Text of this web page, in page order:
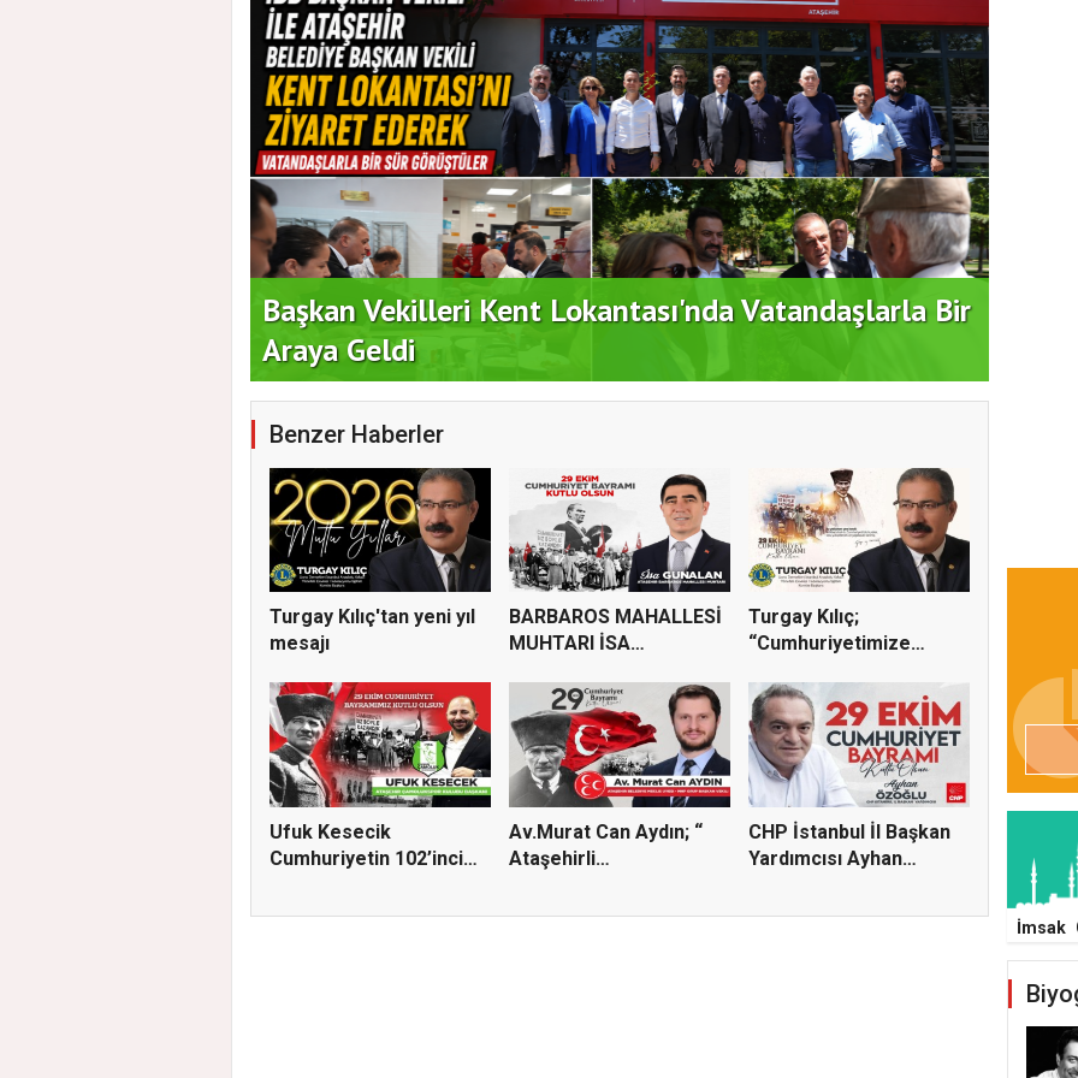
Başkan Vekilleri Kent Lokantası'nda Vatandaşlarla Bir
Araya Geldi
Benzer Haberler
Turgay Kılıç'tan yeni yıl
mesajı
BARBAROS MAHALLESİ
MUHTARI İSA
Turgay Kılıç;
“Cumhuriyetimize
Ufuk Kesecik
Cumhuriyetin 102’inci
Av.Murat Can Aydın; “
Ataşehirli
CHP İstanbul İl Başkan
Yardımcısı Ayhan
İmsak